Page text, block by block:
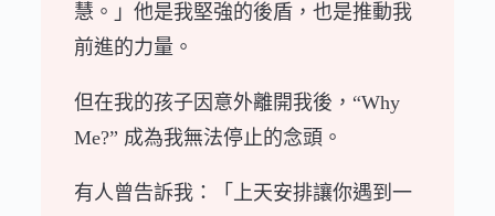
慧。」他是我堅強的後盾，也是推動我
前進的力量。
但在我的孩子因意外離開我後，“Why
Me?” 成為我無法停止的念頭。
有人曾告訴我：「上天安排讓你遇到一